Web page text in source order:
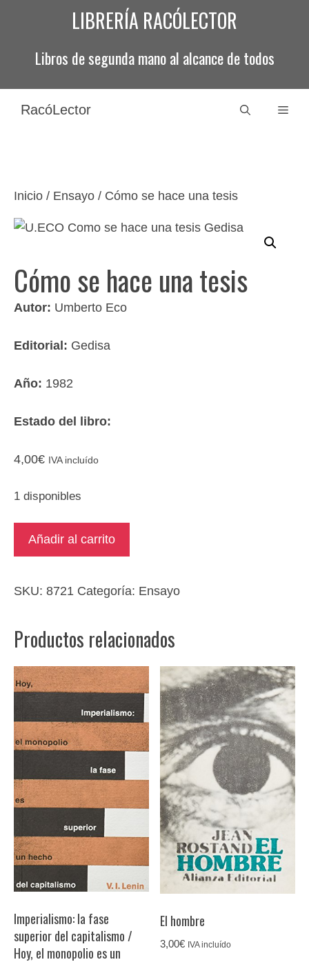
LIBRERÍA RACÓLECTOR
Libros de segunda mano al alcance de todos
RacóLector
Inicio / Ensayo / Cómo se hace una tesis
Cómo se hace una tesis
Autor: Umberto Eco
Editorial: Gedisa
Año: 1982
Estado del libro:
4,00€ IVA incluído
1 disponibles
Cómo
una
cantidad
Añadir al carrito
SKU: 8721 Categoría: Ensayo
Productos relacionados
Imperialismo: la fase
superior del capitalismo /
Hoy, el monopolio es un
El hombre
3,00€ IVA incluído